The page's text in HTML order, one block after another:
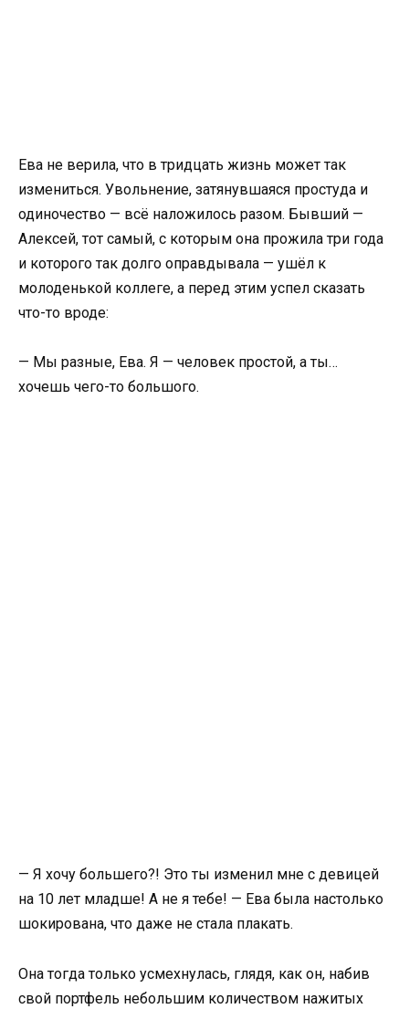
Ева не верила, что в тридцать жизнь может так
измениться. Увольнение, затянувшаяся простуда и
одиночество — всё наложилось разом. Бывший —
Алексей, тот самый, с которым она прожила три года
и которого так долго оправдывала — ушёл к
молоденькой коллеге, а перед этим успел сказать
что-то вроде:
— Мы разные, Ева. Я — человек простой, а ты…
хочешь чего-то большого.
— Я хочу большего?! Это ты изменил мне с девицей
на 10 лет младше! А не я тебе! — Ева была настолько
шокирована, что даже не стала плакать.
Она тогда только усмехнулась, глядя, как он, набив
свой портфель небольшим количеством нажитых